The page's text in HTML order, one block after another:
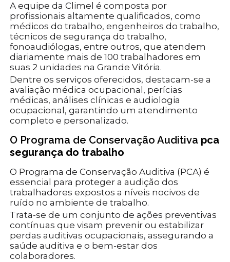
A equipe da Climel é composta por
profissionais altamente qualificados, como
médicos do trabalho, engenheiros do trabalho,
técnicos de segurança do trabalho,
fonoaudiólogas, entre outros, que atendem
diariamente mais de 100 trabalhadores em
suas 2 unidades na Grande Vitória.
Dentre os serviços oferecidos, destacam-se a
avaliação médica ocupacional, perícias
médicas, análises clínicas e audiologia
ocupacional, garantindo um atendimento
completo e personalizado.
O Programa de Conservação Auditiva pca
segurança do trabalho
O Programa de Conservação Auditiva (PCA) é
essencial para proteger a audição dos
trabalhadores expostos a níveis nocivos de
ruído no ambiente de trabalho.
Trata-se de um conjunto de ações preventivas
contínuas que visam prevenir ou estabilizar
perdas auditivas ocupacionais, assegurando a
saúde auditiva e o bem-estar dos
colaboradores.